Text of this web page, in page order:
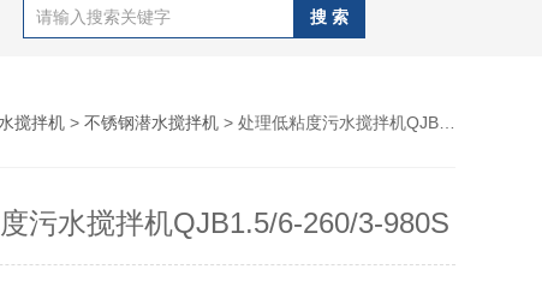
搅拌机 > 不锈钢潜水搅拌机 > 处理低粘度污水搅拌机QJB1.5/6-260/3-980S
污水搅拌机QJB1.5/6-260/3-980S